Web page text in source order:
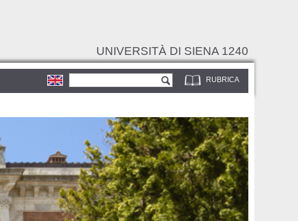
UNIVERSITÀ DI SIENA 1240
RUBRICA
Form di ricerca